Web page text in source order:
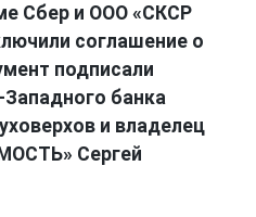
Сбер и ООО «СКСР
соглашение о
подписали
банка
и владелец
Сергей